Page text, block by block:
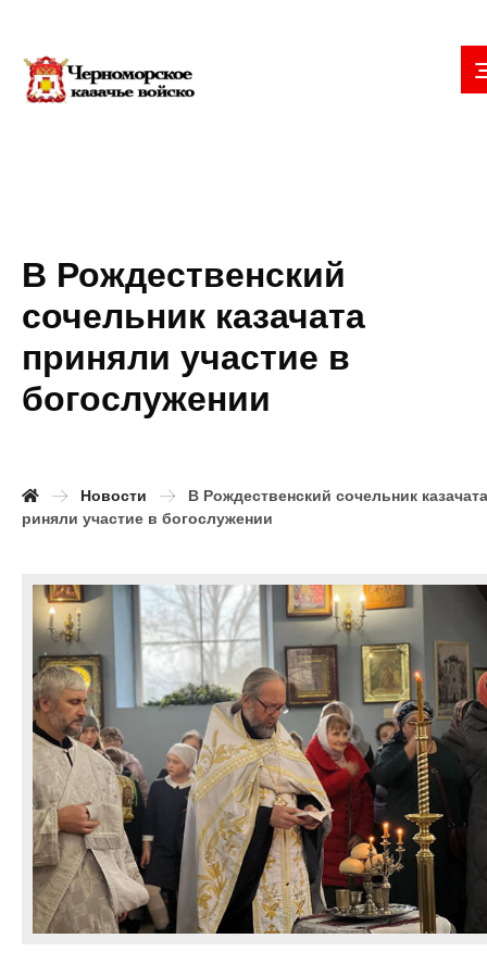
В Рождественский
сочельник казачата
приняли участие в
богослужении
Новости
В Рождественский сочельник
риняли участие в богослужении